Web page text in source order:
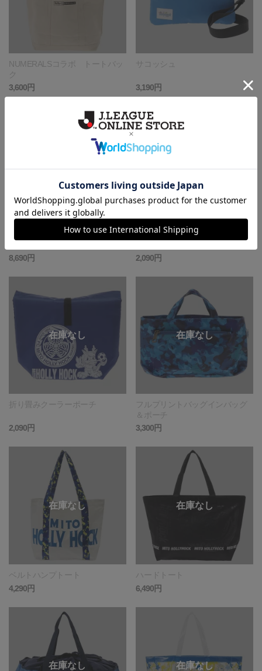
NUMERALSコラボ トートバッ
ク
3,600円
サコッシュ
3,190円
MICHAEL LINNELL ワンショル
8,690円
クリアポーチ
2,090円
折り畳みクーラーポーチ
2,090円
フルプリントバッグインバッグ
＆ポーチ
3,300円
ベルトハンプトート
4,290円
ハードトート
6,490円